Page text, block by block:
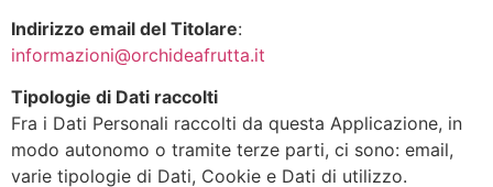
Indirizzo email del Titolare:
informazioni@orchideafrutta.it
Tipologie di Dati raccolti
Fra i Dati Personali raccolti da questa Applicazione, in
modo autonomo o tramite terze parti, ci sono: email,
varie tipologie di Dati, Cookie e Dati di utilizzo.